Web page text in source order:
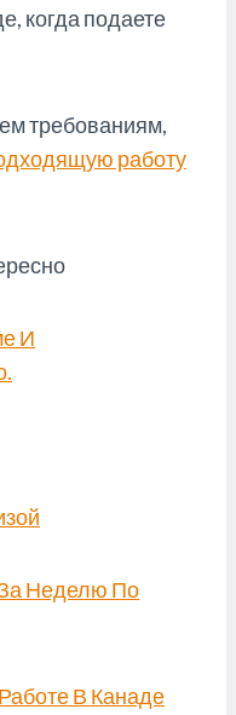
когда подаете
требованиям,
работу
И
Неделю По
В Канаде